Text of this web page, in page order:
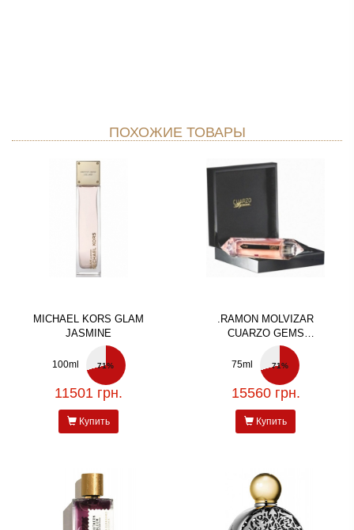
ПОХОЖИЕ ТОВАРЫ
MICHAEL KORS GLAM
JASMINE
100ml 71%
11501 грн.
Купить
.RAMON MOLVIZAR
CUARZO GEMS
COLLECTION RUBY
75ml 71%
15560 грн.
Купить